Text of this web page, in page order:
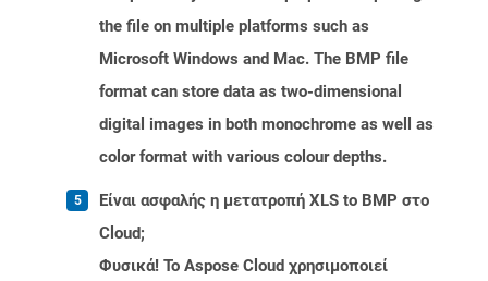
the file on multiple platforms such as
Microsoft Windows and Mac. The BMP file
format can store data as two-dimensional
digital images in both monochrome as well as
color format with various colour depths.
Είναι ασφαλής η μετατροπή XLS to BMP στο
Cloud;
Φυσικά! Το Aspose Cloud χρησιμοποιεί